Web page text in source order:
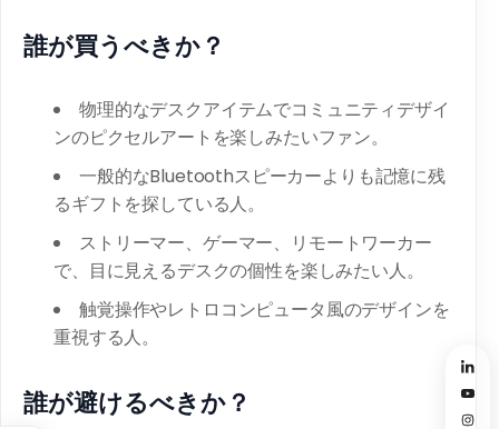
誰が買うべきか？
物理的なデスクアイテムでコミュニティデザイ
ンのピクセルアートを楽しみたいファン。
一般的なBluetoothスピーカーよりも記憶に残
るギフトを探している人。
ストリーマー、ゲーマー、リモートワーカー
で、目に見えるデスクの個性を楽しみたい人。
触覚操作やレトロコンピュータ風のデザインを
重視する人。
誰が避けるべきか？